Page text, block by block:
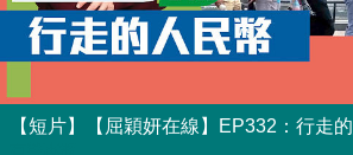
【短片】【屈穎妍在線】EP332：行走